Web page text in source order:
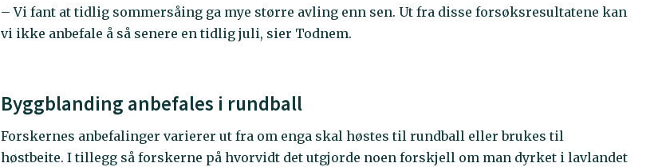
– Vi fant at tidlig sommersåing ga mye større avling enn sen. Ut fra disse forsøksresultatene kan
vi ikke anbefale å så senere en tidlig juli, sier Todnem.
Byggblanding anbefales i rundball
Forskernes anbefalinger varierer ut fra om enga skal høstes til rundball eller brukes til
høstbeite. I tillegg så forskerne på hvorvidt det utgjorde noen forskjell om man dyrket i lavlandet